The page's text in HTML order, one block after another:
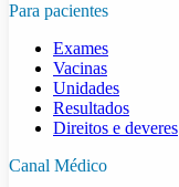
Para pacientes
Exames
Vacinas
Unidades
Resultados
Direitos e deveres
Canal Médico